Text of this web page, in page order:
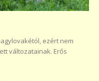
ezért nem
változatainak. Erős